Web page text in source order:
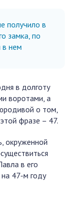
получило в
замка, по
в нем
в долготу
воротами, а
о том,
фразе – 47.
окруженной
в его
на 47-м году